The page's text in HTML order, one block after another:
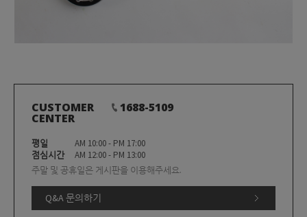
CUSTOMER
CENTER
1688-5109
평일
AM 10:00 - PM 17:00
점심시간
AM 12:00 - PM 13:00
주말 및 공휴일은 게시판을 이용해주세요.
Q&A 문의하기